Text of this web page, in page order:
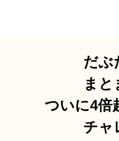
だぶ
まと
ついに4倍
チャ